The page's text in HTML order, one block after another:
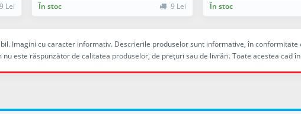
9 Lei În stoc 9 Lei În stoc
Imagini cu caracter informativ. Descrierile produselor sunt informative, în
este răspunzător de calitatea produselor, de preţuri sau de livrări. Toate acestea cad